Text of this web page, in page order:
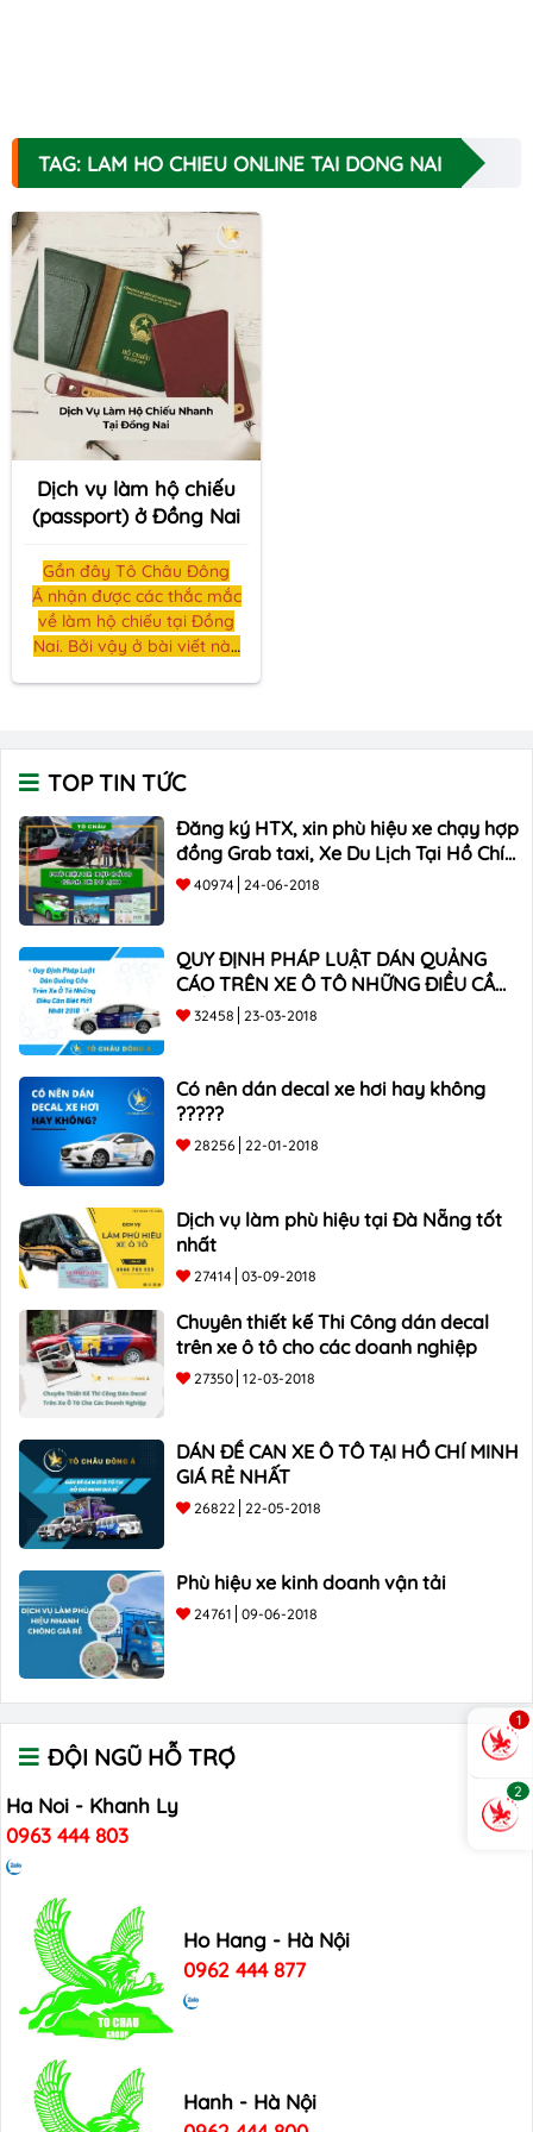
TAG: LAM HO CHIEU ONLINE TAI DONG NAI
Dịch vụ làm hộ chiếu
(passport) ở Đồng Nai
Gần đây Tô Châu Đông
Á nhận được các thắc mắc
về làm hộ chiếu tại Đồng
Nai. Bởi vậy ở bài viết này
Nai.
TOP TIN TỨC
Đăng ký HTX, xin phù hiệu xe chạy hợp
đồng Grab taxi, Xe Du Lịch Tại Hồ Chí
Minh Giá Rẻ
40974 24-06-2018
QUY ĐỊNH PHÁP LUẬT DÁN QUẢNG
CÁO TRÊN XE Ô TÔ NHỮNG ĐIỀU CẦN
BIẾT mới nhất 2018 ???
32458 23-03-2018
Có nên dán decal xe hơi hay không
?????
28256 22-01-2018
Dịch vụ làm phù hiệu tại Đà Nẵng tốt
nhất
27414 03-09-2018
Chuyên thiết kế Thi Công dán decal
trên xe ô tô cho các doanh nghiệp
27350 12-03-2018
DÁN ĐỀ CAN XE Ô TÔ TẠI HỒ CHÍ MINH
GIÁ RẺ NHẤT
26822 22-05-2018
Phù hiệu xe kinh doanh vận tải
24761 09-06-2018
ĐỘI NGŨ HỖ TRỢ
Ha Noi - Khanh Ly
0963 444 803
Ho Hang - Hà Nội
0962 444 877
Hanh - Hà Nội
1
2